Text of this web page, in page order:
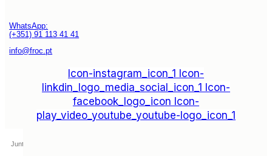
WhatsApp:
(+351) 91 113 41 41
info@froc.pt
Icon-instagram_icon_1
Icon-
linkdin_logo_media_social_icon_1
Icon-
facebook_logo_icon Icon-
play_video_youtube_youtube-logo_icon_1